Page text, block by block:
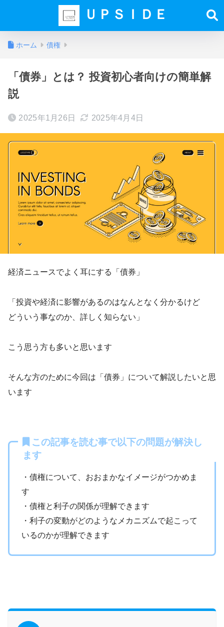
ＵＰＳＩＤＥ
ホーム 債権
「債券」とは？ 投資初心者向けの簡単解
説
2025年1月26日 2025年4月4日
経済ニュースでよく耳にする「債券」
「投資や経済に影響があるのはなんとなく分かるけど
どういう事なのか、詳しく知らない」
こう思う方も多いと思います
そんな方のために今回は「債券」について解説したいと思
います
この記事を読む事で以下の問題が解決し
ます
・債権について、おおまかなイメージがつかめま
す
・債権と利子の関係が理解できます
・利子の変動がどのようなメカニズムで起こって
いるのかが理解できます